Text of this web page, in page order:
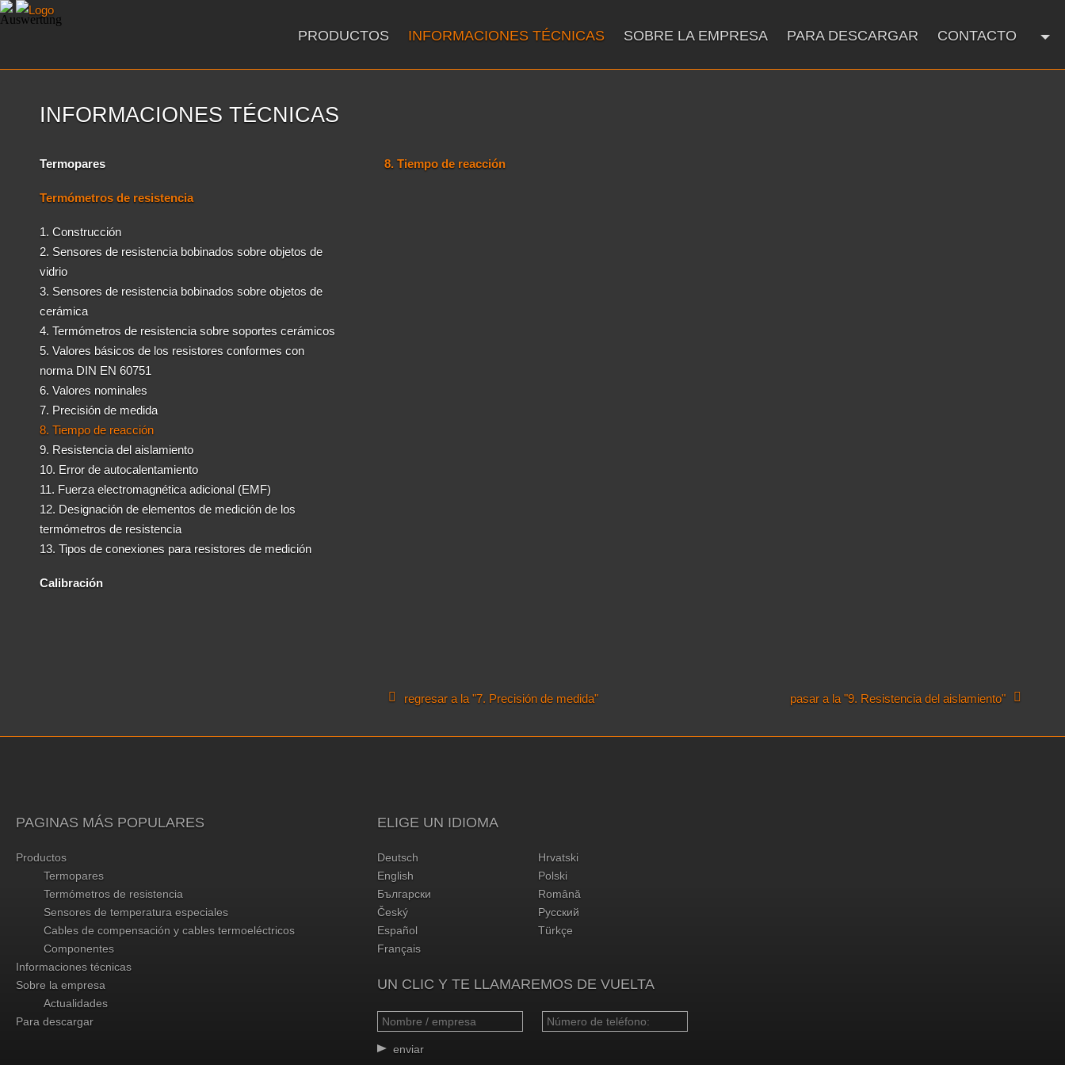
PRODUCTOS INFORMACIONES TÉCNICAS SOBRE LA EMPRESA PARA DESCARGAR CONTACTO
INFORMACIONES TÉCNICAS
Termopares
Termómetros de resistencia
1. Construcción
2. Sensores de resistencia bobinados sobre objetos de
vidrio
3. Sensores de resistencia bobinados sobre objetos de
cerámica
4. Termómetros de resistencia sobre soportes cerámicos
5. Valores básicos de los resistores conformes con
norma DIN EN 60751
6. Valores nominales
7. Precisión de medida
8. Tiempo de reacción
9. Resistencia del aislamiento
10. Error de autocalentamiento
11. Fuerza electromagnética adicional (EMF)
12. Designación de elementos de medición de los
termómetros de resistencia
13. Tipos de conexiones para resistores de medición
Calibración
8. Tiempo de reacción
regresar a la "7. Precisión de medida" pasar a la "9. Resistencia del aislamiento"
PAGINAS MÁS POPULARES
Productos
Termopares
Termómetros de resistencia
Sensores de temperatura especiales
Cables de compensación y cables termoeléctricos
Componentes
Informaciones técnicas
Sobre la empresa
Actualidades
Para descargar
ELIGE UN IDIOMA
Deutsch
English
Български
Český
Español
Français
Hrvatski
Polski
Română
Русский
Türkçe
UN CLIC Y TE LLAMAREMOS DE VUELTA
enviar